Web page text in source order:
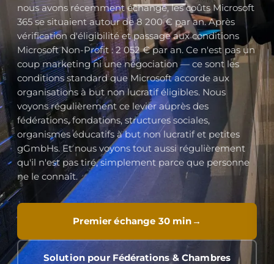
nous avons récemment échangé, les coûts Microsoft
365 se situaient autour de 8 200 € par an. Après
vérification d'éligibilité et passage aux conditions
Microsoft Non-Profit : 2 052 € par an. Ce n'est pas un
coup marketing ni une négociation — ce sont les
conditions standard que Microsoft accorde aux
organisations à but non lucratif éligibles. Nous
voyons régulièrement ce levier auprès des
fédérations, fondations, structures sociales,
organismes éducatifs à but non lucratif et petites
gGmbHs. Et nous voyons tout aussi régulièrement
qu'il n'est pas tiré, simplement parce que personne
ne le connaît.
Premier échange 30 min
Solution pour Fédérations & Chambres